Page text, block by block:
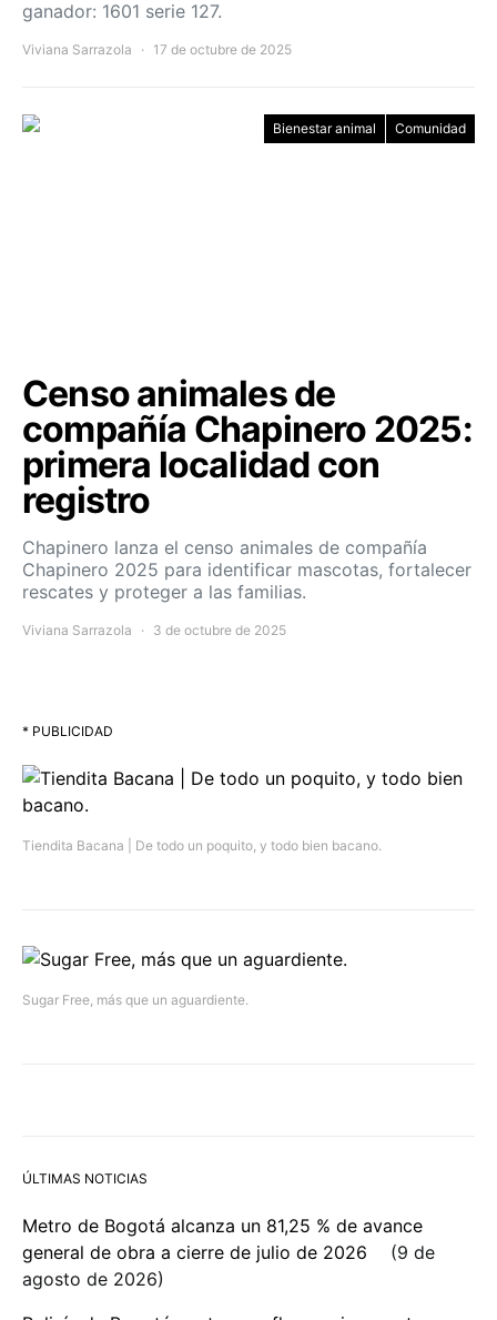
ganador: 1601 serie 127.
Viviana Sarrazola 17 de octubre de 2025
Bienestar animal Comunidad
Censo animales de
compañía Chapinero 2025:
primera localidad con
registro
Chapinero lanza el censo animales de compañía
Chapinero 2025 para identificar mascotas, fortalecer
rescates y proteger a las familias.
Viviana Sarrazola 3 de octubre de 2025
* PUBLICIDAD
Tiendita Bacana | De todo un poquito, y todo bien bacano.
Sugar Free, más que un aguardiente.
ÚLTIMAS NOTICIAS
Metro de Bogotá alcanza un 81,25 % de avance
general de obra a cierre de julio de 2026
9 de
agosto de 2026